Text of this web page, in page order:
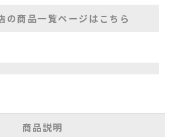
の商品一覧ページはこちら
商品説明